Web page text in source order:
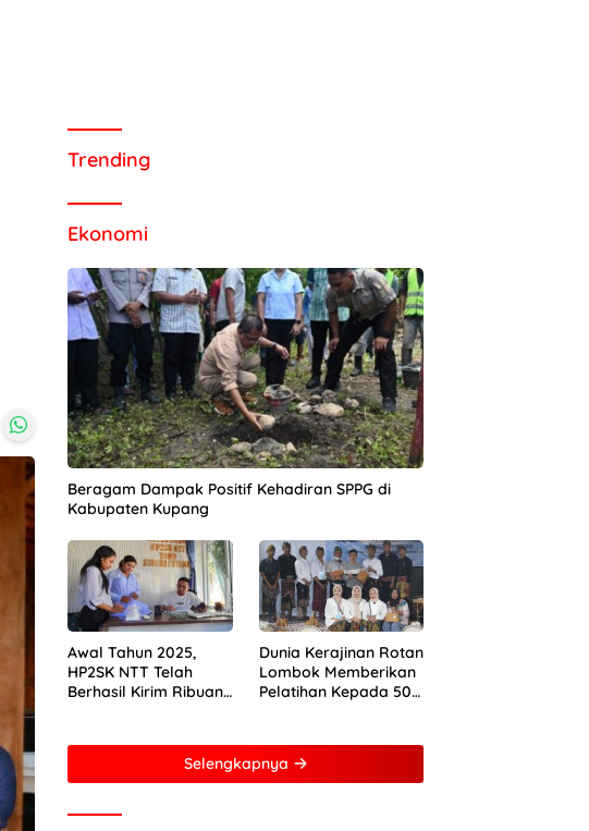
Trending
Ekonomi
Beragam Dampak Positif Kehadiran SPPG di
Kabupaten Kupang
Awal Tahun 2025,
HP2SK NTT Telah
Berhasil Kirim Ribuan
Jakarta
Dunia Kerajinan Rotan
Lombok Memberikan
Pelatihan Kepada 50
Foundation Young
Frenuer 2024
Selengkapnya